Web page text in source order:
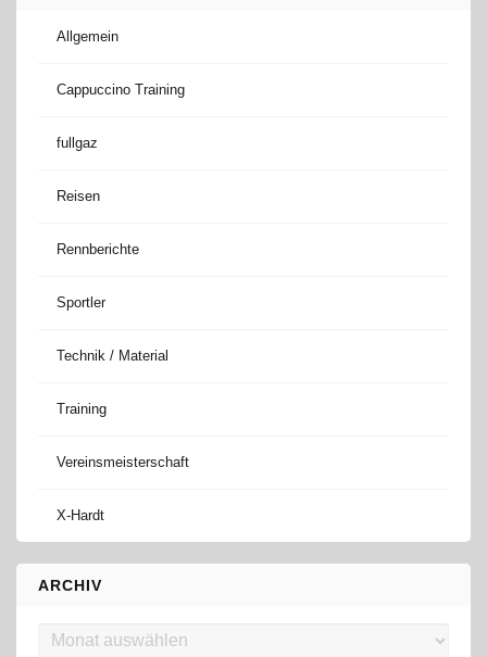
Allgemein
Cappuccino Training
fullgaz
Reisen
Rennberichte
Sportler
Technik / Material
Training
Vereinsmeisterschaft
X-Hardt
ARCHIV
Archiv